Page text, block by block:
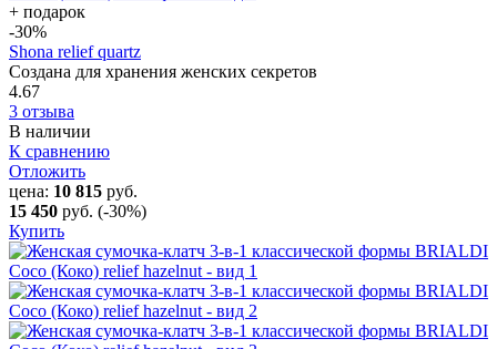
+ подарок
-30%
Shona relief quartz
Создана для хранения женских секретов
4.67
3 отзыва
В наличии
К сравнению
Отложить
цена: 10 815 руб.
15 450 руб. (-30%)
Купить